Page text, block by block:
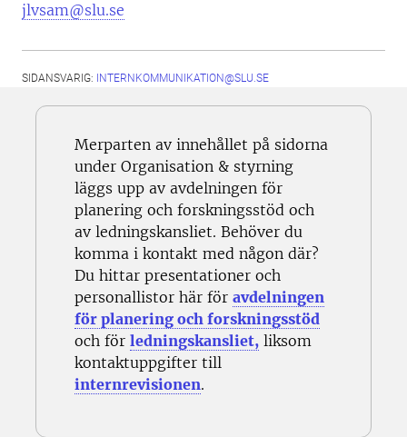
jlvsam@slu.se
SIDANSVARIG: INTERNKOMMUNIKATION@SLU.SE
Merparten av innehållet på sidorna
under Organisation & styrning
läggs upp av avdelningen för
planering och forskningsstöd och
av ledningskansliet. Behöver du
komma i kontakt med någon där?
Du hittar presentationer och
personallistor här för avdelningen
för planering och forskningsstöd
och för ledningskansliet, liksom
kontaktuppgifter till
internrevisionen.